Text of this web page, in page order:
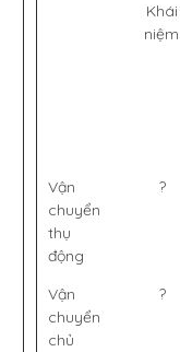
Khái
niệm
Vận
chuyển
thụ
động
?
Vận
chuyển
chủ
?